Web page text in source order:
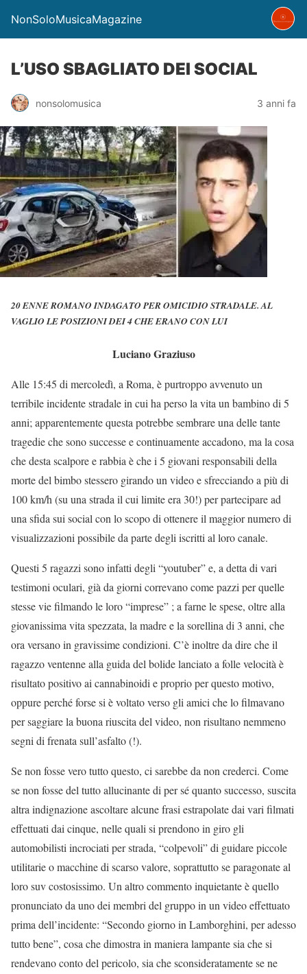
NonSoloMusicaMagazine
L’USO SBAGLIATO DEI SOCIAL
nonsolomusica 3 anni fa
20 ENNE ROMANO INDAGATO PER OMICIDIO STRADALE. AL
VAGLIO LE POSIZIONI DEI 4 CHE ERANO CON LUI
Luciano Graziuso
Alle 15:45 di mercoledì, a Roma, è purtroppo avvenuto un
terribile incidente stradale in cui ha perso la vita un bambino di 5
anni; apparentemente questa potrebbe sembrare una delle tante
tragedie che sono successe e continuamente accadono, ma la cosa
che desta scalpore e rabbia è che i 5 giovani responsabili della
morte del bimbo stessero girando un video e sfrecciando a più di
100 km/h (su una strada il cui limite era 30!) per partecipare ad
una sfida sui social con lo scopo di ottenere il maggior numero di
visualizzazioni possibile da parte degli iscritti al loro canale.
Questi 5 ragazzi sono infatti degli “youtuber” e, a detta di vari
testimoni oculari, già da giorni correvano come pazzi per quelle
stesse vie filmando le loro “imprese” ; a farne le spese, oltre alla
giovanissima vita spezzata, la madre e la sorellina di 3 anni, che
ora versano in gravissime condizioni. C’è inoltre da dire che il
ragazzo ventenne alla guida del bolide lanciato a folle velocità è
risultato positivo ai cannabinoidi e proprio per questo motivo,
oppure perché forse si è voltato verso gli amici che lo filmavano
per saggiare la buona riuscita del video, non risultano nemmeno
segni di frenata sull’asfalto (!).
Se non fosse vero tutto questo, ci sarebbe da non crederci. Come
se non fosse del tutto allucinante di per sé quanto successo, suscita
altra indignazione ascoltare alcune frasi estrapolate dai vari filmati
effettuati dai cinque, nelle quali si prendono in giro gli
automobilisti incrociati per strada, “colpevoli” di guidare piccole
utilitarie o macchine di scarso valore, soprattutto se paragonate al
loro suv costosissimo. Un altro commento inquietante è quello
pronunciato da uno dei membri del gruppo in un video effettuato
prima dell’incidente: “Secondo giorno in Lamborghini, per adesso
tutto bene”, cosa che dimostra in maniera lampante sia che si
rendevano conto del pericolo, sia che sconsideratamente se ne